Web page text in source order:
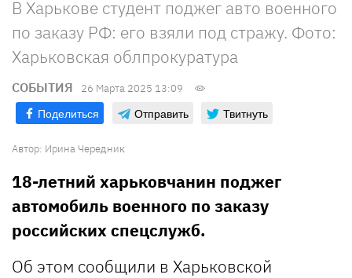
В Харькове студент поджег авто военного
по заказу РФ: его взяли под стражу. Фото:
Харьковская облпрокуратура
СОБЫТИЯ 26 Марта 2025 13:09
Поделиться Отправить Твитнуть
Автор: Ирина Чередник
18-летний харьковчанин поджег
автомобиль военного по заказу
российских спецслужб.
Об этом сообщили в Харьковской